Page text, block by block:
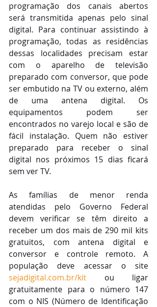
programação dos canais abertos
será transmitida apenas pelo sinal
digital. Para continuar assistindo à
programação, todas as residências
dessas localidades precisam estar
com o aparelho de televisão
preparado com conversor, que pode
ser embutido na TV ou externo, além
de uma antena digital. Os
equipamentos podem ser
encontrados no varejo local e são de
fácil instalação. Quem não estiver
preparado para receber o sinal
digital nos próximos 15 dias ficará
sem ver TV.
As famílias de menor renda
atendidas pelo Governo Federal
devem verificar se têm direito a
receber um dos mais de 290 mil kits
gratuitos, com antena digital e
conversor e controle remoto. A
sejadigital.com.br/kit ou ligar
gratuitamente para o número 147
com o NIS (Número de Identificação